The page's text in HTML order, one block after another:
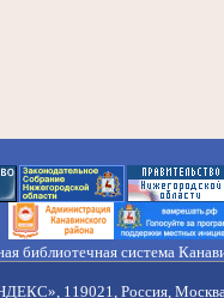
библиотечная система
Правила обработки
119021, Россия,